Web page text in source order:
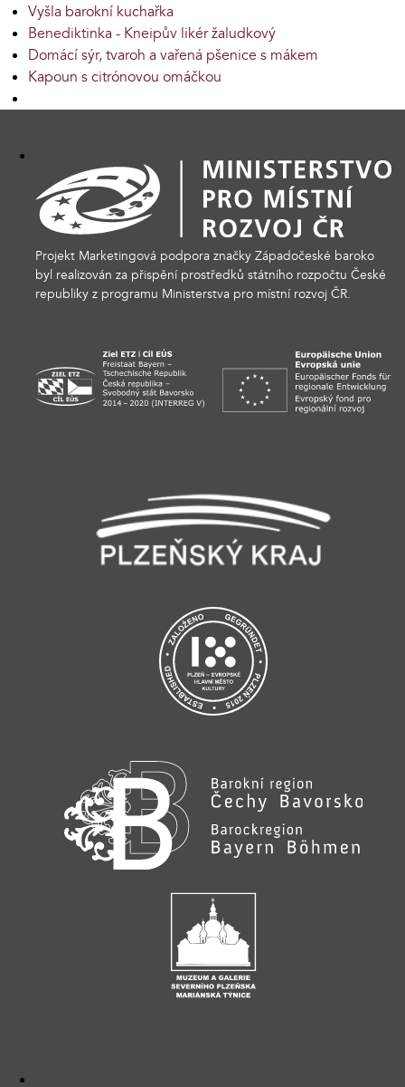
Vyšla barokní kuchařka
Benediktinka - Kneipův likér žaludkový
Domácí sýr, tvaroh a vařená pšenice s mákem
Kapoun s citrónovou omáčkou
Projekt Marketingová podpora značky Západočeské baroko
byl realizován za přispění prostředků státního rozpočtu České
republiky z programu Ministerstva pro místní rozvoj ČR.